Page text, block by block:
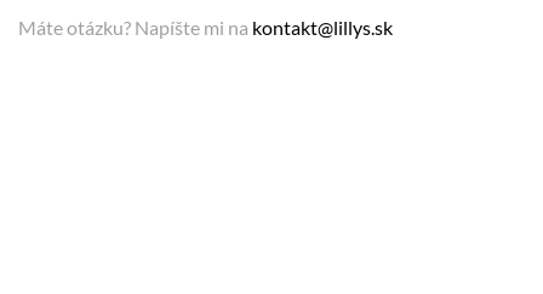
Máte otázku? Napíšte mi na kontakt@lillys.sk